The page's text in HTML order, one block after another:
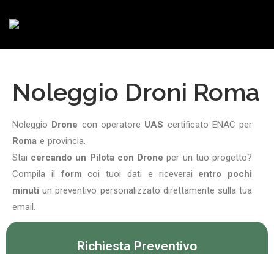
Noleggio Droni Roma
Noleggio Drone con operatore UAS certificato ENAC per
Roma e provincia.
Stai cercando un Pilota con Drone per un tuo progetto?
Compila ilformcoi tuoi dati e riceverai entro pochi
minuti un preventivo personalizzato direttamente sulla tua
email.
Richiesta Preventivo